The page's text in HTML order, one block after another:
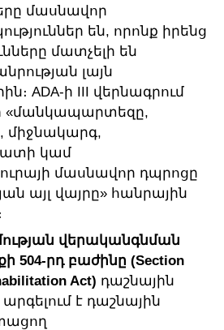
մասնավոր
են, որոնք իրենց
մատչելի են
լայն
ADA-ի III վերնագրում
«մանկապարտեզը,
կամ
մասնավոր դպրոցը
այլ վայրը» հանրային
վերականգնման
504-րդ բաժինը (Section
Act) դաշնային
արգելում է դաշնային